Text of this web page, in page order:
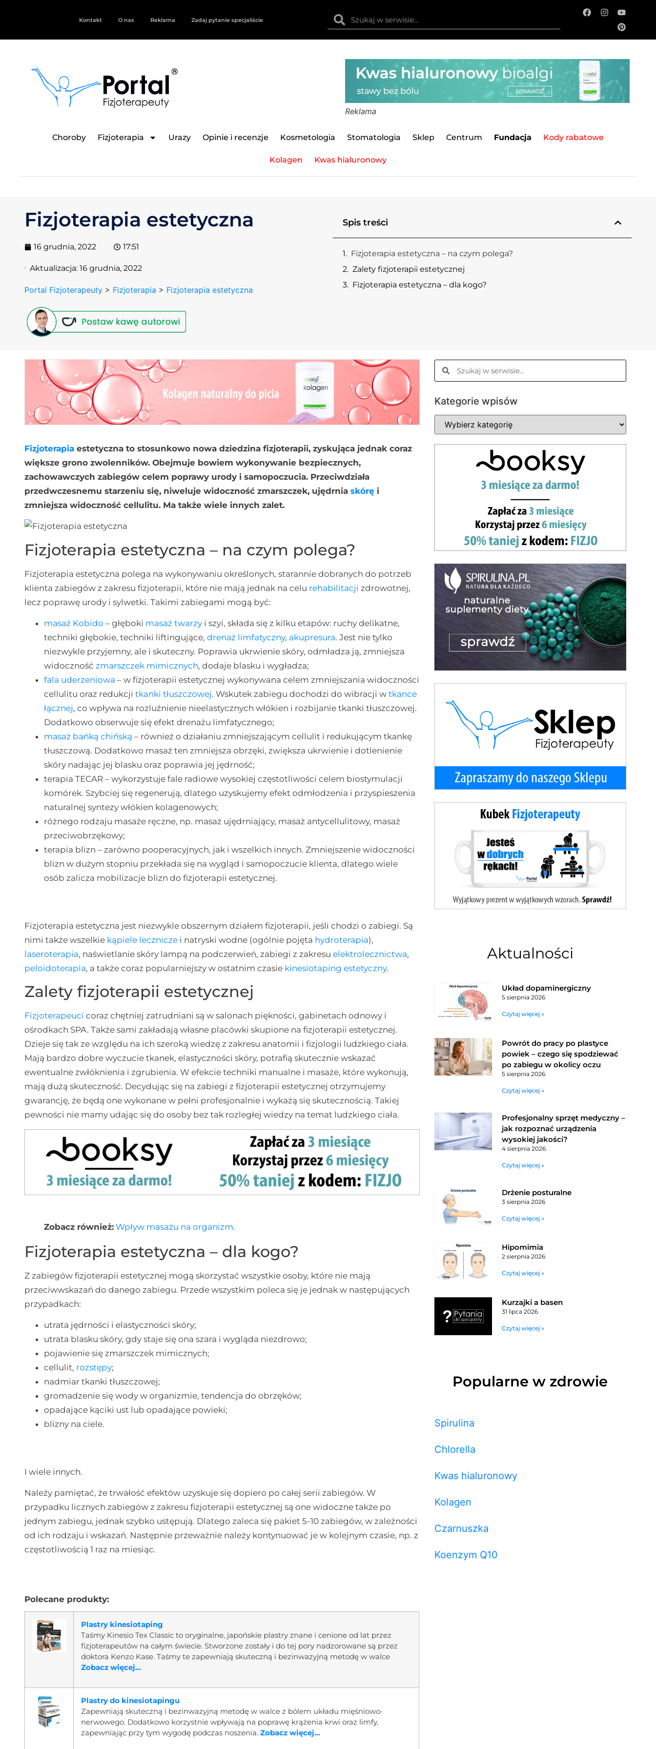
Kontakt O nas Reklama Zadaj pytanie specjaliście
Reklama
Choroby Fizjoterapia Urazy Opinie i recenzje Kosmetologia Stomatologia Sklep Centrum Fundacja Kody rabatowe
Kolagen Kwas hialuronowy
Fizjoterapia estetyczna
16 grudnia, 2022 17:51
Aktualizacja:16 grudnia, 2022
Portal Fizjoterapeuty > Fizjoterapia > Fizjoterapia estetyczna
Spis treści
Fizjoterapia estetyczna – na czym polega?
Zalety fizjoterapii estetycznej
Fizjoterapia estetyczna – dla kogo?
Fizjoterapia estetyczna to stosunkowo nowa dziedzina fizjoterapii, zyskująca jednak coraz
większe grono zwolenników. Obejmuje bowiem wykonywanie bezpiecznych,
zachowawczych zabiegów celem poprawy urody i samopoczucia. Przeciwdziała
przedwczesnemu starzeniu się, niweluje widoczność zmarszczek, ujędrniaskórę i
zmniejsza widoczność cellulitu. Ma także wiele innych zalet.
Fizjoterapia estetyczna – na czym polega?
Fizjoterapia estetyczna polega na wykonywaniu określonych, starannie dobranych do potrzeb
klienta zabiegów z zakresu fizjoterapii, które nie mają jednak na celu rehabilitacji zdrowotnej,
lecz poprawę urody i sylwetki. Takimi zabiegami mogą być:
masaż Kobido – głęboki masaż twarzy i szyi, składa się z kilku etapów: ruchy delikatne,
techniki głębokie, techniki liftingujące,drenaż limfatyczny, akupresura. Jest nie tylko
niezwykle przyjemny, ale i skuteczny. Poprawia ukrwienie skóry, odmładza ją, zmniejsza
widocznośćzmarszczek mimicznych, dodaje blasku i wygładza;
fala uderzeniowa – w fizjoterapii estetycznej wykonywana celem zmniejszania widoczności
cellulitu oraz redukcjitkanki tłuszczowej. Wskutek zabiegu dochodzi do wibracji wtkance
łącznej, co wpływa na rozluźnienie nieelastycznych włókien i rozbijanie tkanki tłuszczowej.
Dodatkowo obserwuje się efekt drenażu limfatycznego;
masaż bańką chińską – również o działaniu zmniejszającym cellulit i redukującym tkankę
tłuszczową. Dodatkowo masaż ten zmniejsza obrzęki, zwiększa ukrwienie i dotlenienie
skóry nadając jej blasku oraz poprawia jej jędrność;
terapia TECAR – wykorzystuje fale radiowe wysokiej częstotliwości celem biostymulacji
komórek. Szybciej się regenerują, dlatego uzyskujemy efekt odmłodzenia i przyspieszenia
naturalnej syntezy włókien kolagenowych;
różnego rodzaju masaże ręczne, np. masaż ujędrniający, masaż antycellulitowy, masaż
przeciwobrzękowy;
terapia blizn – zarówno pooperacyjnych, jak i wszelkich innych. Zmniejszenie widoczności
blizn w dużym stopniu przekłada się na wygląd i samopoczucie klienta, dlatego wiele
osób zalicza mobilizacje blizn do fizjoterapii estetycznej.
Fizjoterapia estetyczna jest niezwykle obszernym działem fizjoterapii, jeśli chodzi o zabiegi. Są
nimi także wszelkie kąpiele lecznicze i natryski wodne (ogólnie pojęta hydroterapia),
laseroterapia, naświetlanie skóry lampą na podczerwień, zabiegi z zakresuelektrolecznictwa,
peloidoterapia, a także coraz popularniejszy w ostatnim czasie kinesiotaping estetyczny.
Zalety fizjoterapii estetycznej
Fizjoterapeuci coraz chętniej zatrudniani są w salonach piękności, gabinetach odnowy i
ośrodkach SPA. Także sami zakładają własne placówki skupione na fizjoterapii estetycznej.
Dzieje się tak ze względu na ich szeroką wiedzę z zakresu anatomii i fizjologii ludzkiego ciała.
Mają bardzo dobre wyczucie tkanek, elastyczności skóry, potrafią skutecznie wskazać
ewentualne zwłóknienia i zgrubienia. W efekcie techniki manualne i masaże, które wykonują,
mają dużą skuteczność. Decydując się na zabiegi z fizjoterapii estetycznej otrzymujemy
gwarancję, że będą one wykonane w pełni profesjonalnie i wykażą się skutecznością. Takiej
pewności nie mamy udając się do osoby bez tak rozległej wiedzy na temat ludzkiego ciała.
Zobacz również: Wpływ masażu na organizm.
Fizjoterapia estetyczna – dla kogo?
Z zabiegów fizjoterapii estetycznej mogą skorzystać wszystkie osoby, które nie mają
przeciwwskazań do danego zabiegu. Przede wszystkim poleca się je jednak w następujących
przypadkach:
utrata jędrności i elastyczności skóry;
utrata blasku skóry, gdy staje się ona szara i wygląda niezdrowo;
pojawienie się zmarszczek mimicznych;
cellulit, rozstępy;
nadmiar tkanki tłuszczowej;
gromadzenie się wody w organizmie, tendencja do obrzęków;
opadające kąciki ust lub opadające powieki;
blizny na ciele.
I wiele innych.
Należy pamiętać, że trwałość efektów uzyskuje się dopiero po całej serii zabiegów. W
przypadku licznych zabiegów z zakresu fizjoterapii estetycznej są one widoczne także po
jednym zabiegu, jednak szybko ustępują. Dlatego zaleca się pakiet 5-10 zabiegów, w zależności
od ich rodzaju i wskazań. Następnie przeważnie należy kontynuować je w kolejnym czasie, np. z
częstotliwością 1 raz na miesiąc.
Polecane produkty:
Plastry kinesiotaping
Taśmy Kinesio Tex Classic to oryginalne, japońskie plastry znane i cenione od lat przez
fizjoterapeutów na całym świecie. Stworzone zostały i do tej pory nadzorowane są przez
doktora Kenzo Kase. Taśmy te zapewniają skuteczną i bezinwazyjną metodę w walce
Zobacz więcej...
Plastry do kinesiotapingu
Zapewniają skuteczną i bezinwazyjną metodę w walce z bólem układu mięśniowo-
nerwowego. Dodatkowo korzystnie wpływają na poprawę krążenia krwi oraz limfy,
zapewniając przy tym wygodę podczas noszenia.Zobacz więcej...
Kategorie wpisów
Aktualności
Układ dopaminergiczny
5 sierpnia 2026
Czytaj więcej »
Powrót do pracy po plastyce
powiek – czego się spodziewać
po zabiegu w okolicy oczu
5 sierpnia 2026
Czytaj więcej »
Profesjonalny sprzęt medyczny –
jak rozpoznać urządzenia
wysokiej jakości?
4 sierpnia 2026
Czytaj więcej »
Drżenie posturalne
3 sierpnia 2026
Czytaj więcej »
Hipomimia
2 sierpnia 2026
Czytaj więcej »
Kurzajki a basen
31 lipca 2026
Czytaj więcej »
Popularne w zdrowie
Spirulina
Chlorella
Kwas hialuronowy
Kolagen
Czarnuszka
Koenzym Q10